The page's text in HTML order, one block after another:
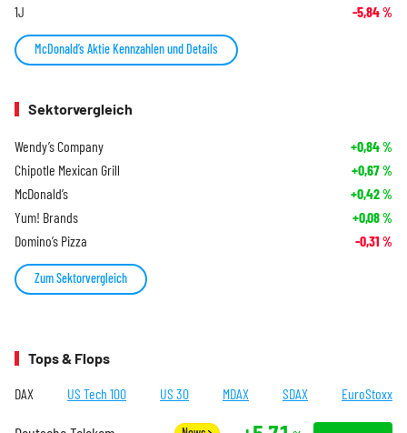
1J -5,84%
McDonald’s Aktie Kennzahlen und Details
Sektorvergleich
Wendy’s Company +0,84%
Chipotle Mexican Grill +0,67%
McDonald’s +0,42%
Yum! Brands +0,08%
Domino’s Pizza -0,31 %
Zum Sektorvergleich
Tops & Flops
DAX US Tech 100 US 30 MDAX SDAX EuroStoxx